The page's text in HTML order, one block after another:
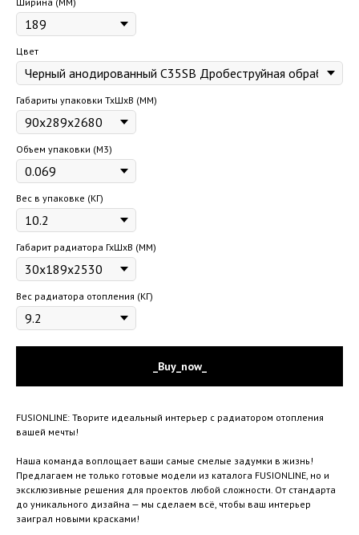
Цвет
Габариты упаковки ТхШхВ (ММ)
Объем упаковки (М3)
Вес в упаковке (КГ)
Габарит радиатора ГхШхВ (ММ)
Вес радиатора отопления (КГ)
_Buy_now_
FUSIONLINE: Творите идеальный интерьер с радиатором отопления
вашей мечты!
Наша команда воплощает ваши самые смелые задумки в жизнь!
Предлагаем не только готовые модели из каталога FUSIONLINE, но и
эксклюзивные решения для проектов любой сложности. От стандарта
до уникального дизайна — мы сделаем всё, чтобы ваш интерьер
заиграл новыми красками!